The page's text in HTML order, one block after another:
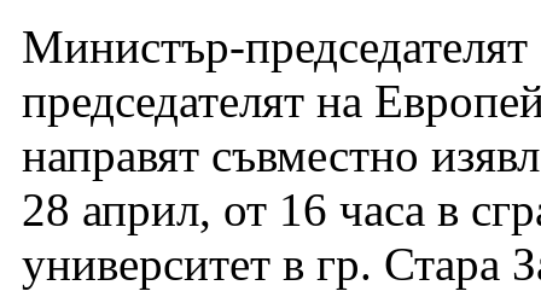
Министър-
председателят на
направят съвместно
28 април, от 16 часа в
университет в гр. Стара